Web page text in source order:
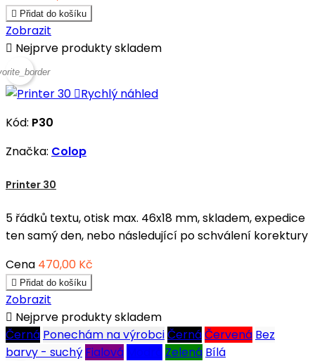
 Přidat do košíku
Zobrazit
 Nejprve produkty skladem
Rychlý náhled
Kód: P30
Značka: Colop
Printer 30
5 řádků textu, otisk max. 46x18 mm, skladem, expedice
ten samý den, nebo následující po schválení korektury
Cena 470,00 Kč
 Přidat do košíku
Zobrazit
 Nejprve produkty skladem
Černá Ponechám na výrobciČernáČervená Bez
barvy - suchý Fialová Zelená Bílá